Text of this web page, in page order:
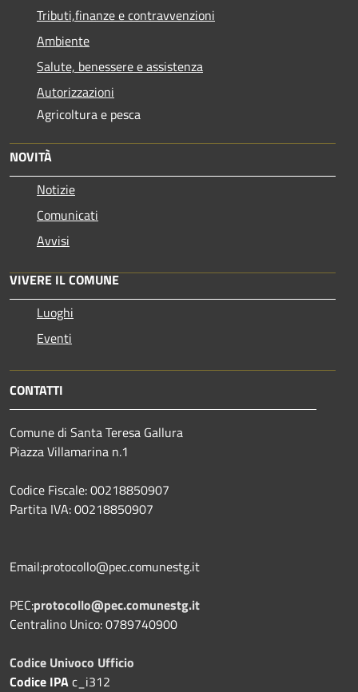
Tributi,finanze e contravvenzioni
Ambiente
Salute, benessere e assistenza
Autorizzazioni
Agricoltura e pesca
NOVITÀ
Notizie
Comunicati
Avvisi
VIVERE IL COMUNE
Luoghi
Eventi
CONTATTI
Comune di Santa Teresa Gallura
Piazza Villamarina n.1
Codice Fiscale: 00218850907
Partita IVA: 00218850907
Email:protocollo@pec.comunestg.it
PEC:protocollo@pec.comunestg.it
Centralino Unico: 0789740900
Codice Univoco Ufficio
Codice IPAc_i312